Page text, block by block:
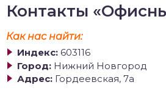
Контакты
Как нас найти:
Индекс: 603116
Город: Нижний Новгород
Адрес: Гордеевская, 7а